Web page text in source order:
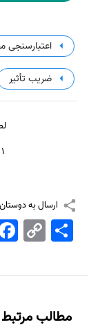
اعتبارسنجی
ضریب تأثیر
1
ارسال به
Copy
Link
اشتراک
مطالب مرتبط